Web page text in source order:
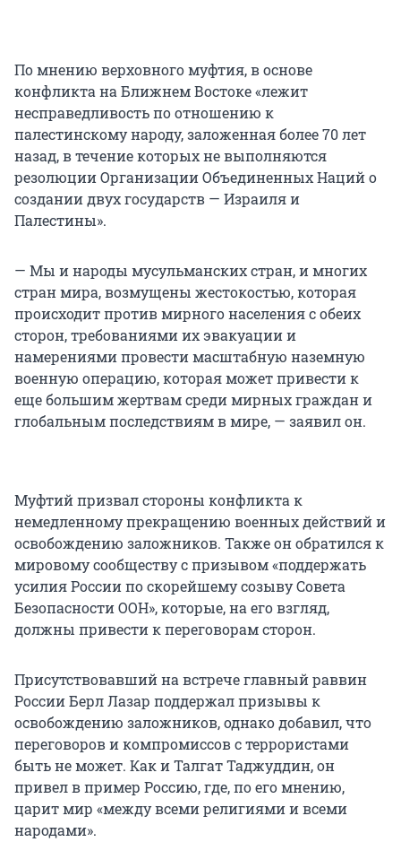
По мнению верховного муфтия, в основе
конфликта на Ближнем Востоке «лежит
несправедливость по отношению к
палестинскому народу, заложенная более 70 лет
назад, в течение которых не выполняются
резолюции Организации Объединенных Наций о
создании двух государств — Израиля и
Палестины».
— Мы и народы мусульманских стран, и многих
стран мира, возмущены жестокостью, которая
происходит против мирного населения с обеих
сторон, требованиями их эвакуации и
намерениями провести масштабную наземную
военную операцию, которая может привести к
еще большим жертвам среди мирных граждан и
глобальным последствиям в мире, — заявил он.
Муфтий призвал стороны конфликта к
немедленному прекращению военных действий и
освобождению заложников. Также он обратился к
мировому сообществу с призывом «поддержать
усилия России по скорейшему созыву Совета
Безопасности ООН», которые, на его взгляд,
должны привести к переговорам сторон.
Присутствовавший на встрече главный раввин
России Берл Лазар поддержал призывы к
освобождению заложников, однако добавил, что
переговоров и компромиссов с террористами
быть не может. Как и Талгат Таджуддин, он
привел в пример Россию, где, по его мнению,
царит мир «между всеми религиями и всеми
народами».